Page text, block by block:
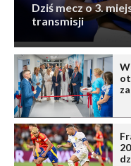
Dziś mecz o 3.
transmisji